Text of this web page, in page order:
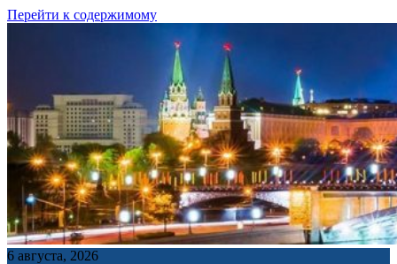
Перейти к содержимому
6 августа, 2026